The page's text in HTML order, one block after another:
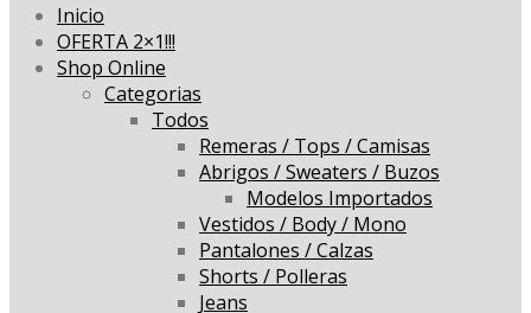
Inicio
OFERTA 2×1!!!
Shop Online
Categorias
Todos
Remeras / Tops / Camisas
Abrigos / Sweaters / Buzos
Modelos Importados
Vestidos / Body / Mono
Pantalones / Calzas
Shorts / Polleras
Jeans